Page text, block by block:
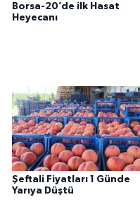
Borsa-20’de ilk Hasat
Heyecanı
Şeftali Fiyatları 1 Günde
Yarıya Düştü